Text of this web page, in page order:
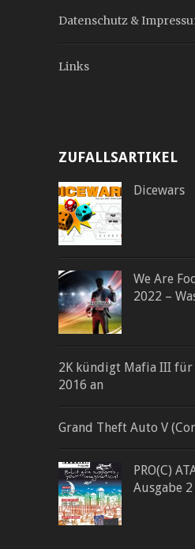
Datenschutz &
Links
ZUFALLSARTIKEL
Dicewars
We Are
2022 –
2K kündigt Mafia III für
2016 an
Grand Theft Auto V
PRO(C)
Ausgabe 2